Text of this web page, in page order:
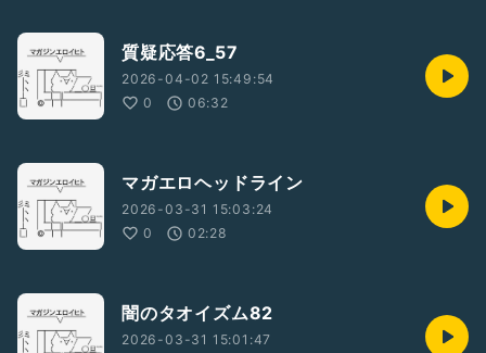
質疑応答6_57
2026-04-02 15:49:54
0
06:32
マガエロヘッドライン
2026-03-31 15:03:24
0
02:28
闇のタオイズム82
2026-03-31 15:01:47